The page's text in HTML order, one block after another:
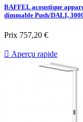
BAFFEL acoustique
dimmable Push/DALI,
Prix 757,20 €
 Aperçu rapide